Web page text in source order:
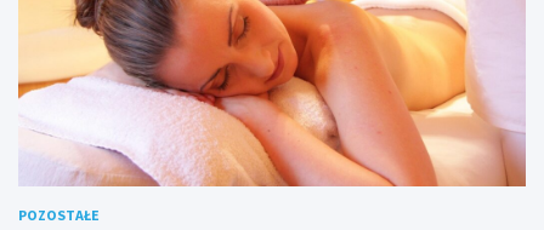
POZOSTAŁE